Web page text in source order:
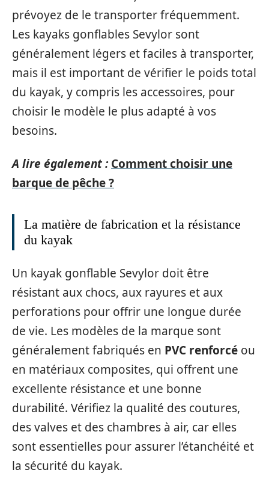
prévoyez de le transporter fréquemment.
Les kayaks gonflables Sevylor sont
généralement légers et faciles à transporter,
mais il est important de vérifier le poids total
du kayak, y compris les accessoires, pour
choisir le modèle le plus adapté à vos
besoins.
A lire également : Comment choisir une
barque de pêche ?
La matière de fabrication et la résistance
du kayak
Un kayak gonflable Sevylor doit être
résistant aux chocs, aux rayures et aux
perforations pour offrir une longue durée
de vie. Les modèles de la marque sont
généralement fabriqués en PVC renforcé ou
en matériaux composites, qui offrent une
excellente résistance et une bonne
durabilité. Vérifiez la qualité des coutures,
des valves et des chambres à air, car elles
sont essentielles pour assurer l’étanchéité et
la sécurité du kayak.